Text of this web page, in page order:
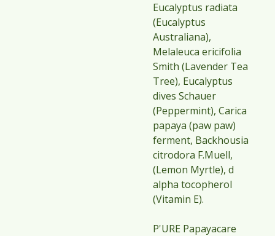
Eucalyptus radiata
(Eucalyptus
Australiana),
Melaleuca ericifolia
Smith (Lavender Tea
Tree), Eucalyptus
dives Schauer
(Peppermint), Carica
papaya (paw paw)
ferment, Backhousia
citrodora F.Muell,
(Lemon Myrtle), d
alpha tocopherol
(Vitamin E).
P'URE Papayacare